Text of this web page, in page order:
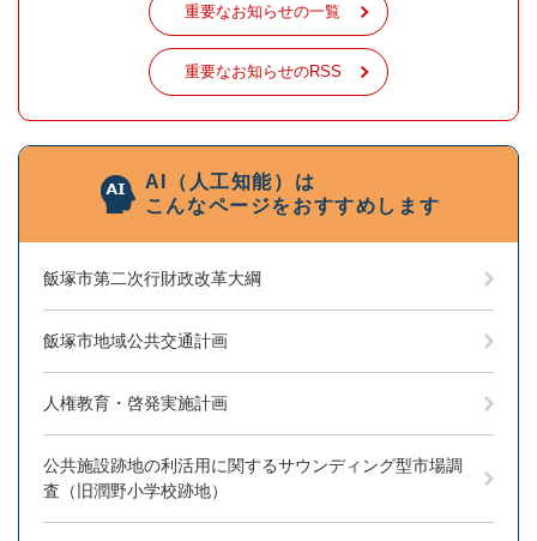
重要なお知らせの一覧
重要なお知らせのRSS
AI（人工知能）は
こんなページをおすすめします
飯塚市第二次行財政改革大綱
飯塚市地域公共交通計画
人権教育・啓発実施計画
公共施設跡地の利活用に関するサウンディング型市場調
査（旧潤野小学校跡地）